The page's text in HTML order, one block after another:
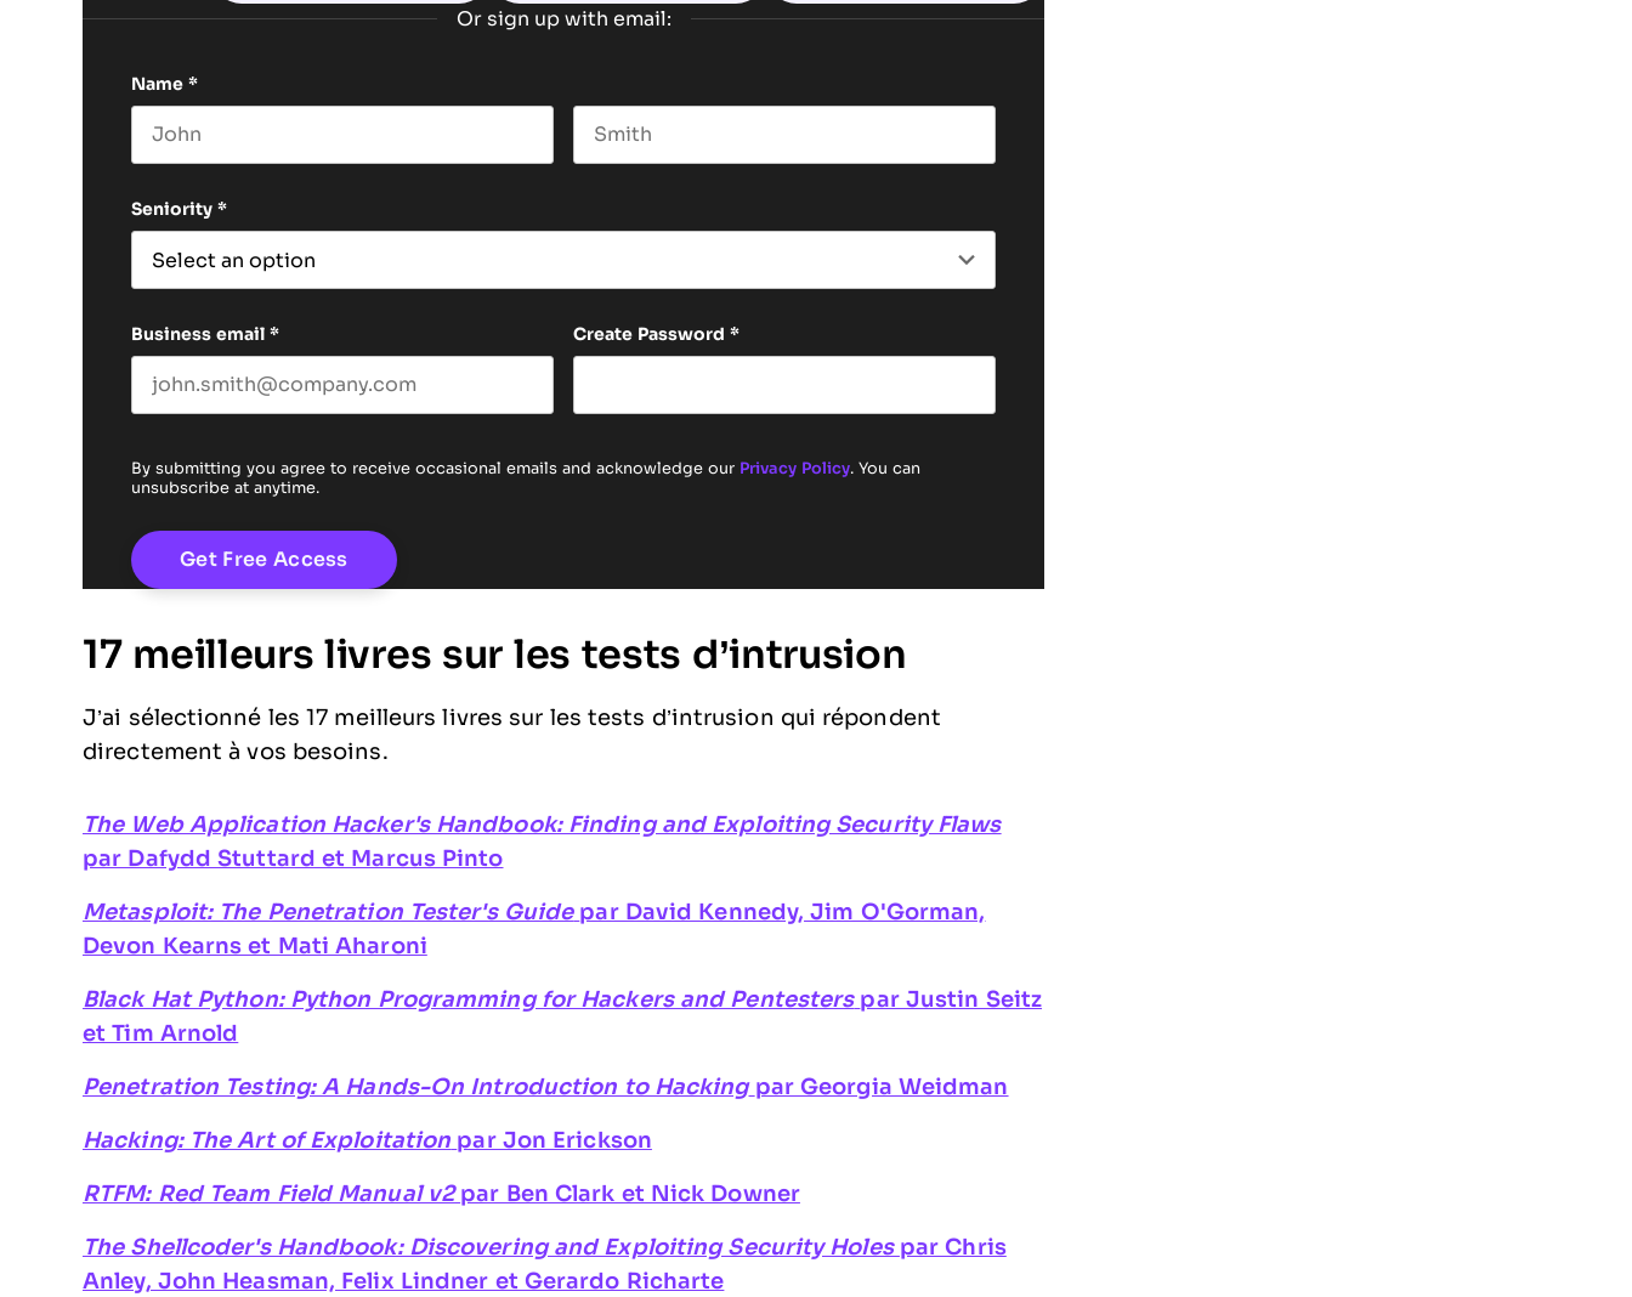
Or sign up with email:
Name *
Seniority *
Business email * Create Password *
By submitting you agree to receive occasional emails and acknowledge our Privacy Policy. You can
unsubscribe at anytime.
17 meilleurs livres sur les tests d’intrusion
J’ai sélectionné les 17 meilleurs livres sur les tests d’intrusion qui répondent
directement à vos besoins.
The Web Application Hacker's Handbook: Finding and Exploiting Security Flaws
par Dafydd Stuttard et Marcus Pinto
Metasploit: The Penetration Tester's Guide par David Kennedy, Jim O'Gorman,
Devon Kearns et Mati Aharoni
Black Hat Python: Python Programming for Hackers and Pentesters par Justin Seitz
et Tim Arnold
Penetration Testing: A Hands-On Introduction to Hacking par Georgia Weidman
Hacking: The Art of Exploitation par Jon Erickson
RTFM: Red Team Field Manual v2 par Ben Clark et Nick Downer
The Shellcoder's Handbook: Discovering and Exploiting Security Holes par Chris
Anley, John Heasman, Felix Lindner et Gerardo Richarte